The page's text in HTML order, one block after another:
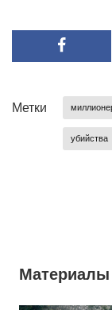
Метки
убийства
Материалы